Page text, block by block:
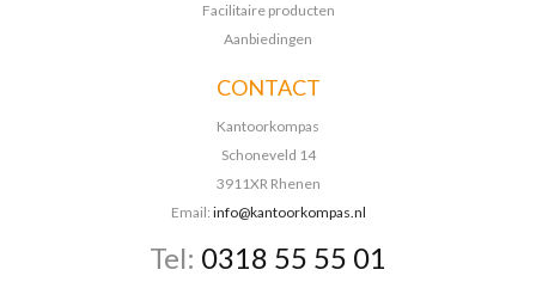
Facilitaire producten
Aanbiedingen
CONTACT
Kantoorkompas
Schoneveld 14
3911XR Rhenen
Email: info@kantoorkompas.nl
Tel: 0318 55 55 01